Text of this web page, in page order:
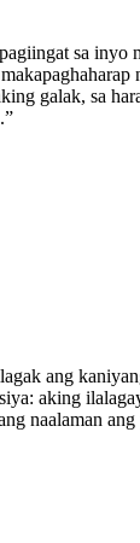
sa inyo
galak, sa
”
ang
aking
naalaman